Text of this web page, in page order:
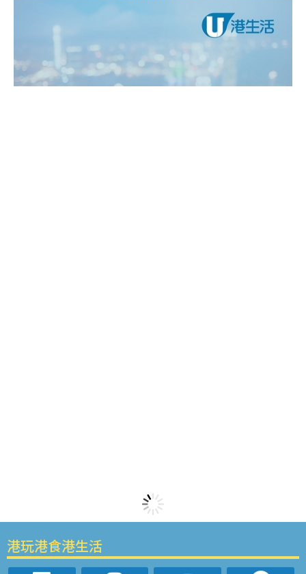
港玩港食港生活